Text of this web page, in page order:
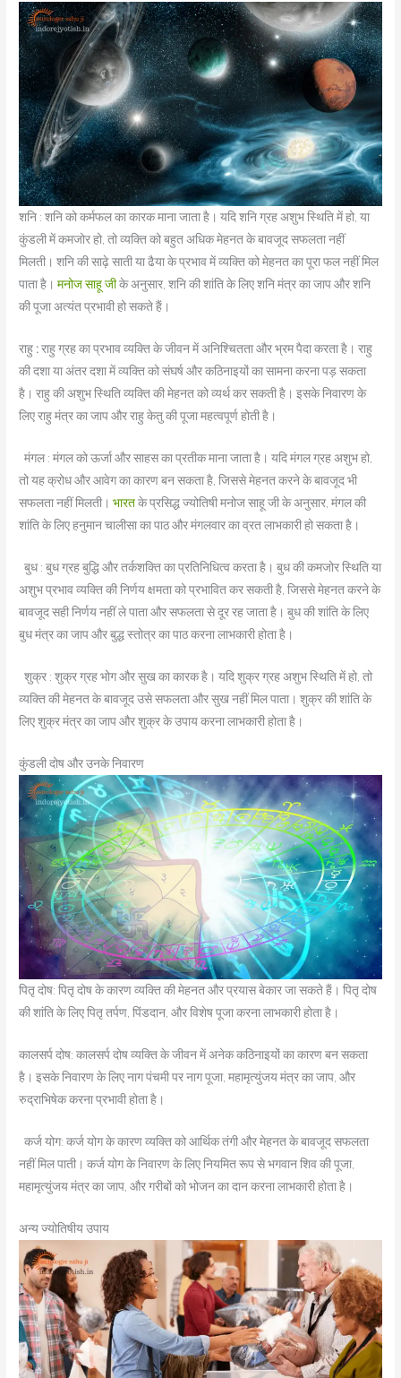
शनि : शनि को कर्मफल का कारक माना जाता है। यदि शनि ग्रह अशुभ स्थिति में हो, या
कुंडली में कमजोर हो, तो व्यक्ति को बहुत अधिक मेहनत के बावजूद सफलता नहीं
मिलती। शनि की साढ़े साती या ढैया के प्रभाव में व्यक्ति को मेहनत का पूरा फल नहीं मिल
पाता है।मनोज साहू जीके अनुसार, शनि की शांति के लिए शनि मंत्र का जाप और शनि
की पूजा अत्यंत प्रभावी हो सकते हैं।
राहु :राहु ग्रह का प्रभाव व्यक्ति के जीवन में अनिश्चितता और भ्रम पैदा करता है। राहु
की दशा या अंतर दशा में व्यक्ति को संघर्ष और कठिनाइयों का सामना करना पड़ सकता
है। राहु की अशुभ स्थिति व्यक्ति की मेहनत को व्यर्थ कर सकती है। इसके निवारण के
लिए राहु मंत्र का जाप और राहु केतु की पूजा महत्वपूर्ण होती है।
मंगल : मंगल को ऊर्जा और साहस का प्रतीक माना जाता है। यदि मंगल ग्रह अशुभ हो,
तो यह क्रोध और आवेग का कारण बन सकता है, जिससे मेहनत करने के बावजूद भी
सफलता नहीं मिलती। भारतके प्रसिद्ध ज्योतिषी मनोज साहू जीके अनुसार, मंगल की
शांति के लिए हनुमान चालीसा का पाठ और मंगलवार का व्रत लाभकारी हो सकता है।
बुध : बुध ग्रह बुद्धि और तर्कशक्ति का प्रतिनिधित्व करता है। बुध की कमजोर स्थिति या
अशुभ प्रभाव व्यक्ति की निर्णय क्षमता को प्रभावित कर सकती है, जिससे मेहनत करने के
बावजूद सही निर्णय नहीं ले पाता और सफलता से दूर रह जाता है। बुध की शांति के लिए
बुध मंत्र का जाप और बुद्ध स्तोत्र का पाठ करना लाभकारी होता है।
शुक्र : शुक्र ग्रह भोग और सुख का कारक है। यदि शुक्र ग्रह अशुभ स्थिति में हो, तो
व्यक्ति की मेहनत के बावजूद उसे सफलता और सुख नहीं मिल पाता। शुक्र की शांति के
लिए शुक्र मंत्र का जाप और शुक्र के उपाय करना लाभकारी होता है।
कुंडली दोष और उनके निवारण
पितृ दोष: पितृ दोष के कारण व्यक्ति की मेहनत और प्रयास बेकार जा सकते हैं। पितृ दोष
की शांति के लिए पितृ तर्पण, पिंडदान, और विशेष पूजा करना लाभकारी होता है।
कालसर्प दोष: कालसर्प दोष व्यक्ति के जीवन में अनेक कठिनाइयों का कारण बन सकता
है। इसके निवारण के लिए नाग पंचमी पर नाग पूजा, महामृत्युंजय मंत्र का जाप, और
रुद्राभिषेक करना प्रभावी होता है।
कर्ज योग: कर्ज योग के कारण व्यक्ति को आर्थिक तंगी और मेहनत के बावजूद सफलता
नहीं मिल पाती। कर्ज योग के निवारण के लिए नियमित रूप से भगवान शिव की पूजा,
महामृत्युंजय मंत्र का जाप, और गरीबों को भोजन का दान करना लाभकारी होता है।
अन्य ज्योतिषीय उपाय